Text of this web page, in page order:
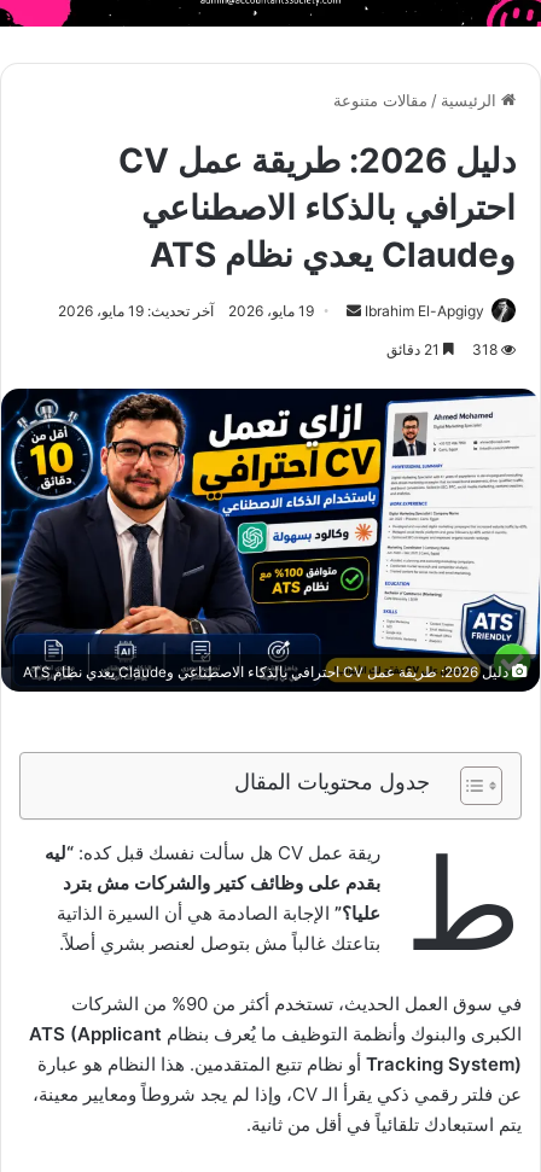
الرئيسية / مقالات متنوعة
دليل 2026: طريقة عمل CV
احترافي بالذكاء الاصطناعي
وClaude يعدي نظام ATS
Ibrahim El-Apgigy
أرسل 19 مايو، 2026 آخر تحديث: 19 مايو، 2026
318
دليل 2026: طريقة عمل CV احترافي بالذكاء الاصطناعي وClaude يعدي نظام ATS
جدول محتويات المقال
ط ريقة عمل CV هل سألت نفسك قبل كده:
“ليه
بقدم على وظائف كتير والشركات مش بترد
عليا؟” الإجابة الصادمة هي أن السيرة الذاتية
بتاعتك غالباً مش بتوصل لعنصر بشري أصلاً.
في سوق العمل الحديث، تستخدم أكثر من 90% من الشركات
الكبرى والبنوك وأنظمة التوظيف ما يُعرف بنظام ATS (Applicant
Tracking System) أو نظام تتبع المتقدمين. هذا النظام هو عبارة
عن فلتر رقمي ذكي يقرأ الـ CV، وإذا لم يجد شروطاً ومعايير معينة،
يتم استبعادك تلقائياً في أقل من ثانية.